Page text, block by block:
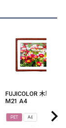
FUJICOLOR 木製額縁
M21 A4
PET A4